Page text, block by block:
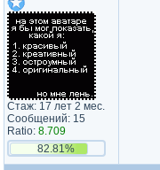
Стаж: 17 лет 2 мес.
Сообщений: 15
Ratio: 8.709
82.81%